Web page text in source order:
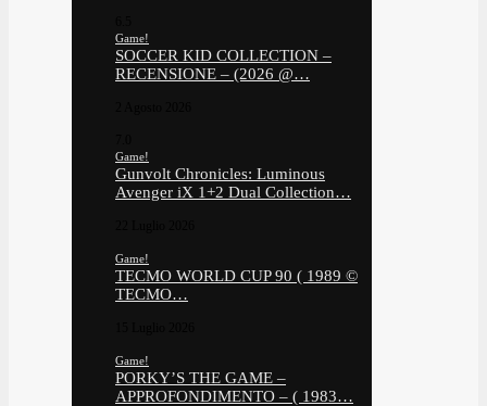
Game!
SOCCER KID COLLECTION –
RECENSIONE – (2026 @…
Game!
Gunvolt Chronicles: Luminous
Avenger iX 1+2 Dual Collection…
Game!
TECMO WORLD CUP 90 ( 1989 ©
TECMO…
Game!
PORKY’S THE GAME –
APPROFONDIMENTO – ( 1983…